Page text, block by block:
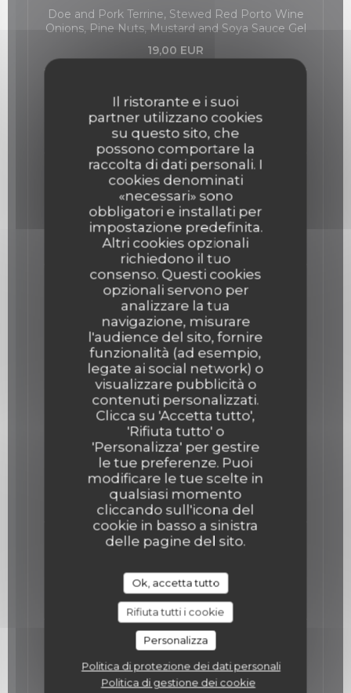
Il ristorante e i suoi
partner utilizzano cookies
su questo sito, che
possono comportare la
raccolta di dati personali. I
cookies denominati
«necessari» sono
obbligatori e installati per
impostazione predefinita.
Altri cookies opzionali
richiedono il tuo
consenso. Questi cookies
opzionali servono per
analizzare la tua
navigazione, misurare
l'audience del sito, fornire
funzionalità (ad esempio,
legate ai social network) o
visualizzare pubblicità o
contenuti personalizzati.
Clicca su 'Accetta tutto',
'Rifiuta tutto' o
'Personalizza' per gestire
le tue preferenze. Puoi
modificare le tue scelte in
qualsiasi momento
cliccando sull'icona del
cookie in basso a sinistra
delle pagine del sito.
Ok, accetta tutto
Rifiuta tutti i cookie
Personalizza
Politica di protezione dei dati personali
Politica di gestione dei cookie
Doe and Pork Terrine, Stewed Red Porto Wine
Onions, Pine Nuts, Mustard and Soya Sauce Gel
19,00 EUR
36 Month aged Ham from Spain "Prudencia"
22,00 EUR
The Veal and King prawns Tartare
Veal and King prawns Tartare, wasabi
Mayonnaise, Capers and lemon
Elenco degli allergeni
25,00 EUR
The Red Tuna
Red Tuna ceviche, lemon, avocado foam and
Cajou Nuts.
Elenco degli allergeni
23,00 EUR
Our Main Courses
The Meagre fish
Meagre fish cooked at low temperature,
zucchini declinaison, hazelnuts
Elenco degli allergeni
36,00 EUR
The Veal and King prawns Tartare
Mayonnaise, Capers and lemon
39,00 EUR
The Chicken
Chicken in two services, low temperature
cooked breast, confit thigh, corn mash,
popcorn, meat juice.